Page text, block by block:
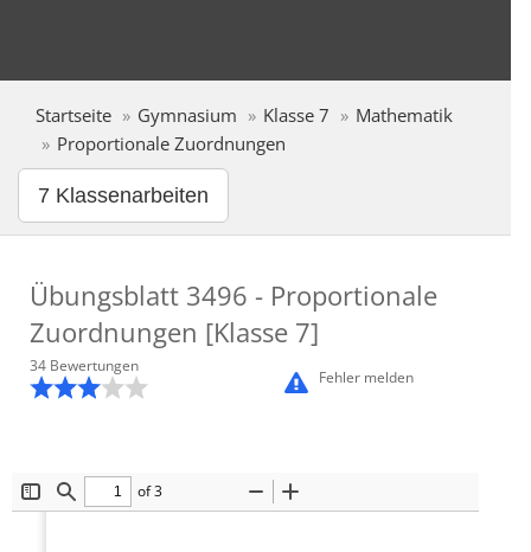
Startseite Gymnasium Klasse 7
Mathematik
Proportionale Zuordnungen
7 Klassenarbeiten
Übungsblatt 3496 - Proportionale
Zuordnungen [Klasse 7]
Fehler melden
34 Bewertungen
ToggleFind
of 3
Zoom